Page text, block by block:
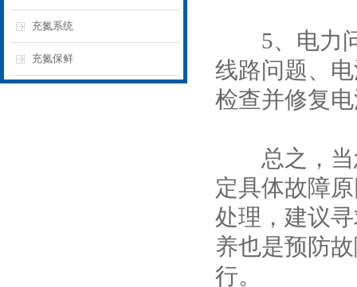
充氮系统
充氮保鲜
5、电力问
线路问题、
检查并修复
总之，当
定具体故障
处理，建议
养也是预防
行。